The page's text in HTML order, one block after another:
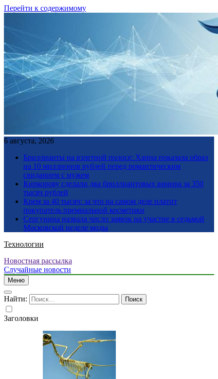
Перейти к содержимому
6 августа, 2026
Бриллианты на взлетной полосе: Ханна показала образ
на 10 миллионов рублей перед романтическим
свиданием с мужем
Киркорову сделали два бриллиантовых винира за 350
тысяч рублей
Крем за 40 тысяч: за что на самом деле платит
покупатель премиальной косметики
Сергунина назвала число заявок на участие в седьмой
Московской неделе моды
Технологии
Новостная рассылка
Случайные новости
Меню
Найти:
Заголовки